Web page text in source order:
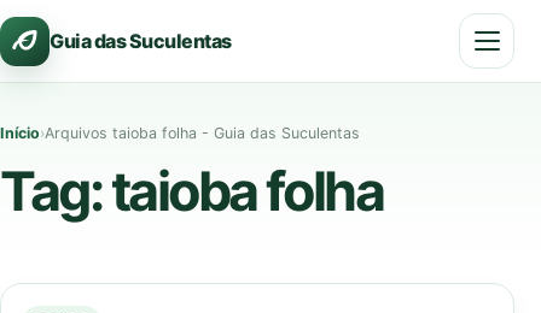
Pular
para
o
Guia das Suculentas
Início›Arquivos taioba folha - Guia das Suculentas
Tag:taioba folha